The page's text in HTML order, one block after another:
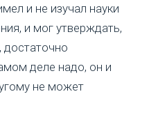
и не изучал науки
и мог утверждать,
достаточно
деле надо, он и
не может